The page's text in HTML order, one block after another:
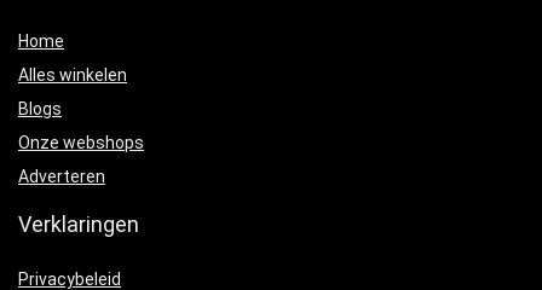
Home
Alles winkelen
Blogs
Onze webshops
Adverteren
Verklaringen
Privacybeleid